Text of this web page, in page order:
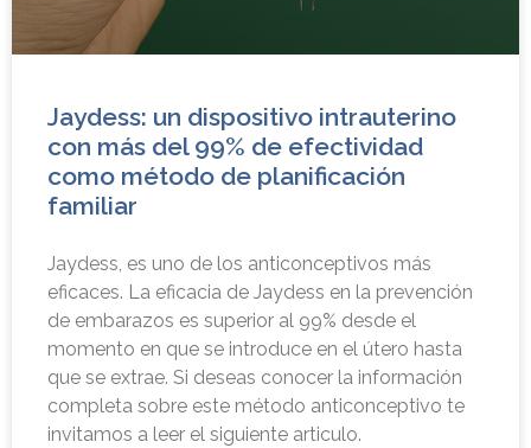
Jaydess: un dispositivo intrauterino
con más del 99% de efectividad
como método de planificación
familiar
Jaydess, es uno de los anticonceptivos más
eficaces. La eficacia de Jaydess en la prevención
de embarazos es superior al 99% desde el
momento en que se introduce en el útero hasta
que se extrae. Si deseas conocer la información
completa sobre este método anticonceptivo te
invitamos a leer el siguiente articulo.